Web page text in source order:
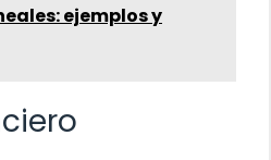
ejemplos y